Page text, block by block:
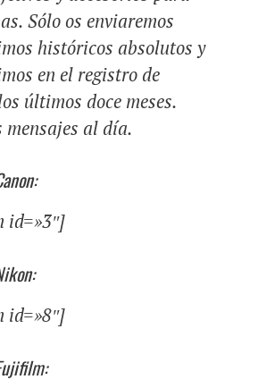
Sólo os enviaremos
históricos absolutos y
en el registro de
últimos doce meses.
al día.
id=»3″]
id=»8″]